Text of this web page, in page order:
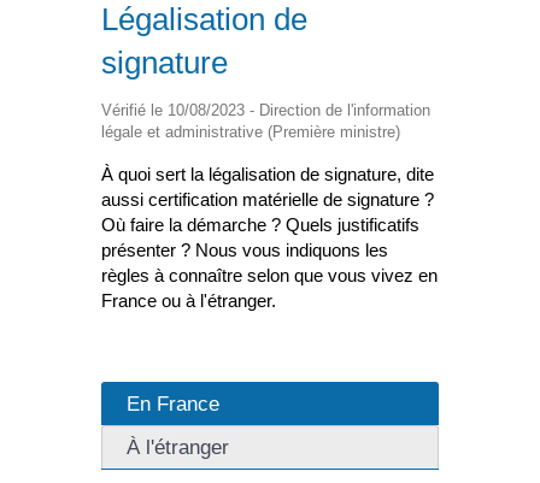
Légalisation de
signature
Vérifié le 10/08/2023 - Direction de l'information
légale et administrative (Première ministre)
À quoi sert la légalisation de signature, dite
aussi certification matérielle de signature ?
Où faire la démarche ? Quels justificatifs
présenter ? Nous vous indiquons les
règles à connaître selon que vous vivez en
France ou à l'étranger.
En France
À l'étranger